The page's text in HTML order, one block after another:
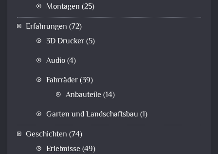
Montagen (25)
Erfahrungen (72)
3D Drucker(5)
Audio(4)
Fahrräder(39)
Anbauteile (14)
Garten und Landschaftsbau (1)
Geschichten (74)
Erlebnisse (49)